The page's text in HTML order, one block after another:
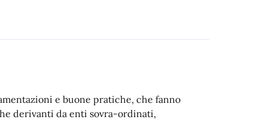
e buone pratiche, che fanno
derivanti da enti sovra-ordinati,